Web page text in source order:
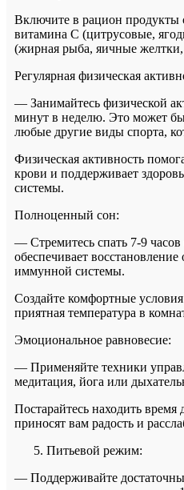
Включите в рацион продукты
витамина C (цитрусовые,
(жирная рыба, яичные
Регулярная физическая
— Занимайтесь физической
минут в неделю. Это может
любые другие виды спорта,
Физическая активность
крови и поддерживает
системы.
Полноценный сон:
— Стремитесь спать 7-9
обеспечивает
иммунной системы.
Создайте комфортные
приятная температура в
Эмоциональное равновесие:
— Применяйте техники
медитация, йога или
Постарайтесь находить
приносят вам радость и
Питьевой режим:
— Поддерживайте